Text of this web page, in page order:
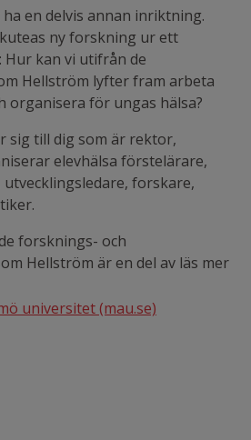
en delvis annan inriktning.
ny forskning ur ett
Hur kan vi utifrån de
Hellström lyfter fram arbeta
organisera för ungas hälsa?
sig till dig som är rektor,
elevhälsa förstelärare,
forskare,
forsknings- och
Hellström är en del av läs mer
universitet (mau.se)